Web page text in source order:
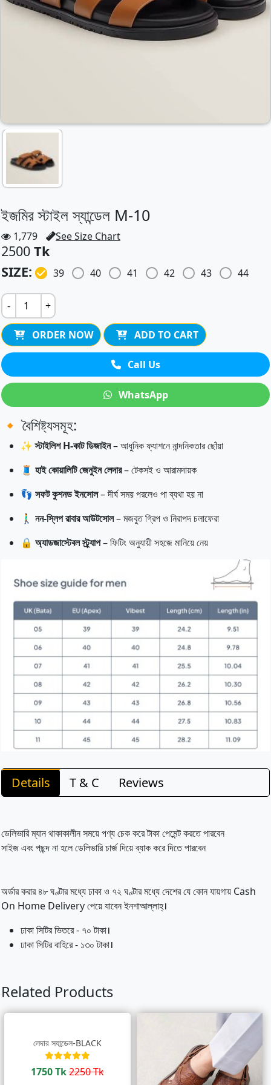
ইজমির স্টাইল স্যান্ডেল M-10
1,779 See Size Chart
2500 Tk
SIZE:
39 40 41 42 43 44
- +
ORDER NOW ADD TO CART
Call Us
WhatsApp
🔸 বৈশিষ্ট্যসমূহ:
✨স্টাইলিশ H-কাট ডিজাইন– আধুনিক ফ্যাশনে নান্দনিকতার ছোঁয়া
🧵 হাই কোয়ালিটি জেনুইন লেদার– টেকসই ও আরামদায়ক
👣 সফট কুশনড ইনসোল– দীর্ঘ সময় পরলেও পা ব্যথা হয় না
🚶‍♂️ নন-স্লিপ রাবার আউটসোল– মজবুত গ্রিপ ও নিরাপদ চলাফেরা
🔒 অ্যাডজাস্টেবল স্ট্র্যাপ– ফিটিং অনুযায়ী সহজে মানিয়ে নেয়
Details T & C Reviews
ডেলিভারি ম্যান থাকাকালীন সময়ে পণ্য চেক করে টাকা পেমেন্ট করতে পারবেন
সাইজ এবং পছন্দ না হলে ডেলিভারি চার্জ দিয়ে ব্যাক করে দিতে পারবেন
অর্ডার করার ৪৮ ঘণ্টার মধ্যে ঢাকা ও ৭২ ঘণ্টার মধ্যে দেশের যে কোন যায়গায় Cash
On Home Delivery পেয়ে যাবেন ইনশাআল্লাহ্‌।
ঢাকা সিটির ভিতরে - ৭০ টাকা।
ঢাকা সিটির বাহিরে - ১৩০ টাকা।
Related Products
লেদার স্যান্ডেল-BLACK
1750 Tk2250 Tk